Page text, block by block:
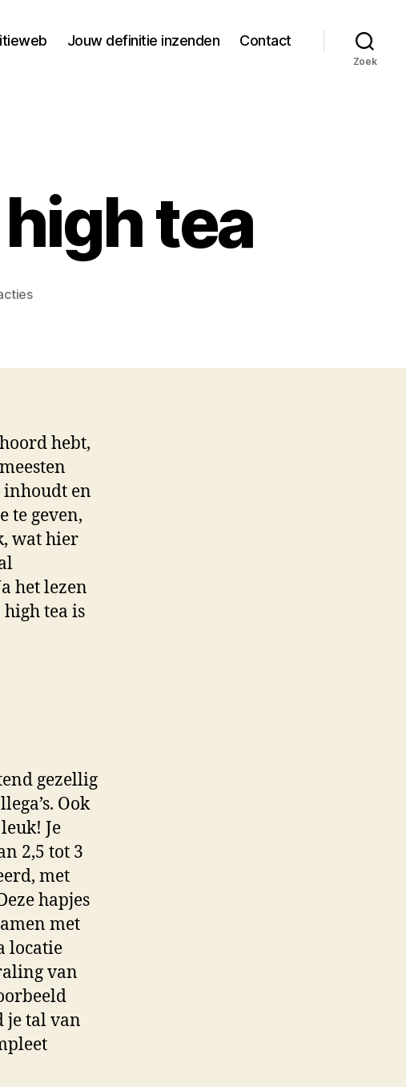
Jouw definitie inzenden Contact
Zoek
tea
op
high
hebt,
en
te geven,
wat hier
het lezen
tea is
gezellig
Ook
Je
2,5 tot 3
met
hapjes
met
locatie
van
je tal van